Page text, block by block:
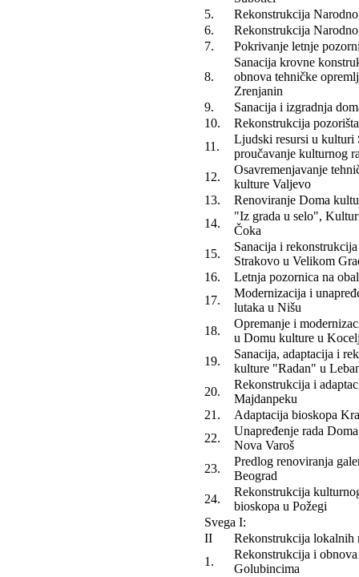
5.
Rekonstrukcija
6.
Rekonstrukcija
7.
Pokrivanje letnje
8.
Sanacija krovne
obnova tehničke
Zrenjanin
9.
Sanacija i izgradnja
10.
Rekonstrukcija
11.
Ljudski resursi u kulturi
proučavanje kulturnog
12.
Osavremenjavanje
kulture Valjevo
13.
Renoviranje Doma
14.
"Iz grada u selo",
Čoka
15.
Sanacija i
Strakovo u Velikom
16.
Letnja pozornica na
17.
Modernizacija i
lutaka u Nišu
18.
Opremanje i
u Domu kulture u
19.
Sanacija, adaptacija i
kulture "Radan" u
20.
Rekonstrukcija i
Majdanpeku
21.
Adaptacija bioskopa
22.
Unapređenje rada
Nova Varoš
23.
Predlog renoviranja
Beograd
24.
Rekonstrukcija
bioskopa u Požegi
Svega I:
II
Rekonstrukcija lokalnih
1.
Rekonstrukcija i
Golubincima